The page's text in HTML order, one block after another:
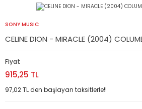
SONY MUSIC
CELINE DION - MIRACLE (2004)
Fiyat
915,25 TL
97,02 TL den başlayan taksitlerle!!